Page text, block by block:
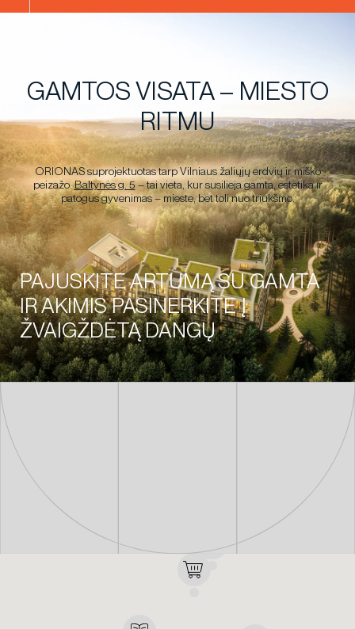
GAMTOS VISATA – MIESTO
RITMU
ORIONAS suprojektuotas tarp Vilniaus žaliųjų erdvių ir miško
peizažo.Baltynės g. 5– tai vieta, kur susilieja gamta, estetika ir
patogus gyvenimas – mieste, bet toli nuo triukšmo.
PAJUSKITE ARTUMĄ SU GAMTA
IR AKIMIS PASINERKITE Į
ŽVAIGŽDĖTĄ DANGŲ